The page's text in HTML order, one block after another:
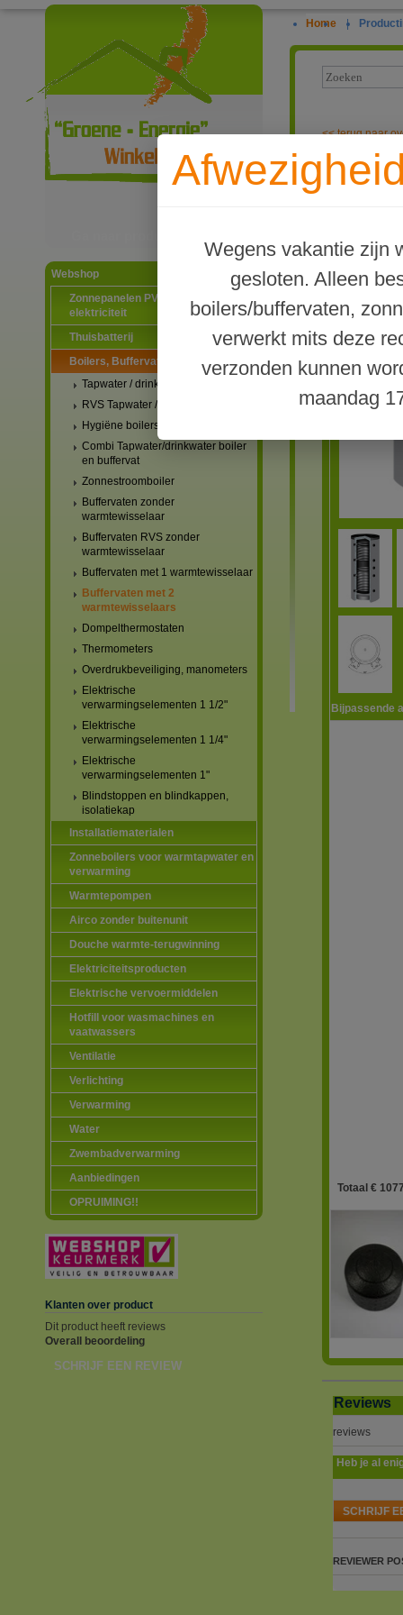
Webshop
Zonnepanelen PV-systemen
elektriciteit
Thuisbatterij
Boilers, Buffervaten en toebehoren
Tapwater / drinkwater boilers
RVS Tapwater / drinkwater boilers
Hygiëne boilers
Combi Tapwater/drinkwater boiler
en buffervat
Zonnestroomboiler
Buffervaten zonder
warmtewisselaar
Buffervaten RVS zonder
warmtewisselaar
Buffervaten met 1 warmtewisselaar
Buffervaten met 2
warmtewisselaars
Dompelthermostaten
Thermometers
Overdrukbeveiliging, manometers
Elektrische
verwarmingselementen 1 1/2"
Elektrische
verwarmingselementen 1 1/4"
Elektrische
verwarmingselementen 1"
Blindstoppen en blindkappen,
isolatiekap
Installatiematerialen
Zonneboilers voor warmtapwater en
verwarming
Warmtepompen
Airco zonder buitenunit
Douche warmte-terugwinning
Elektriciteitsproducten
Elektrische vervoermiddelen
Hotfill voor wasmachines en
vaatwassers
Ventilatie
Verlichting
Verwarming
Water
Zwembadverwarming
Aanbiedingen
OPRUIMING!!
Klanten over product
Dit product heeft reviews
Overall beoordeling
SCHRIJF EEN REVIEW
Home |
Wegens vakantie zijn
gesloten. Alleen
boilers/buffervaten,
verwerkt mits deze
verzonden kunnen
maandag
<<terug naar
TWL Type
Totaal €
Bijpassende
Reviews
reviews
Heb je al
SCHRIJF
REVIEWER